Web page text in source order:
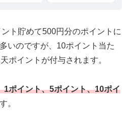
ト貯めて500円分のポイントに
いのですが、10ポイント当た
ポイントが付与されます。
1ポイント、5ポイント、10ポイ
。